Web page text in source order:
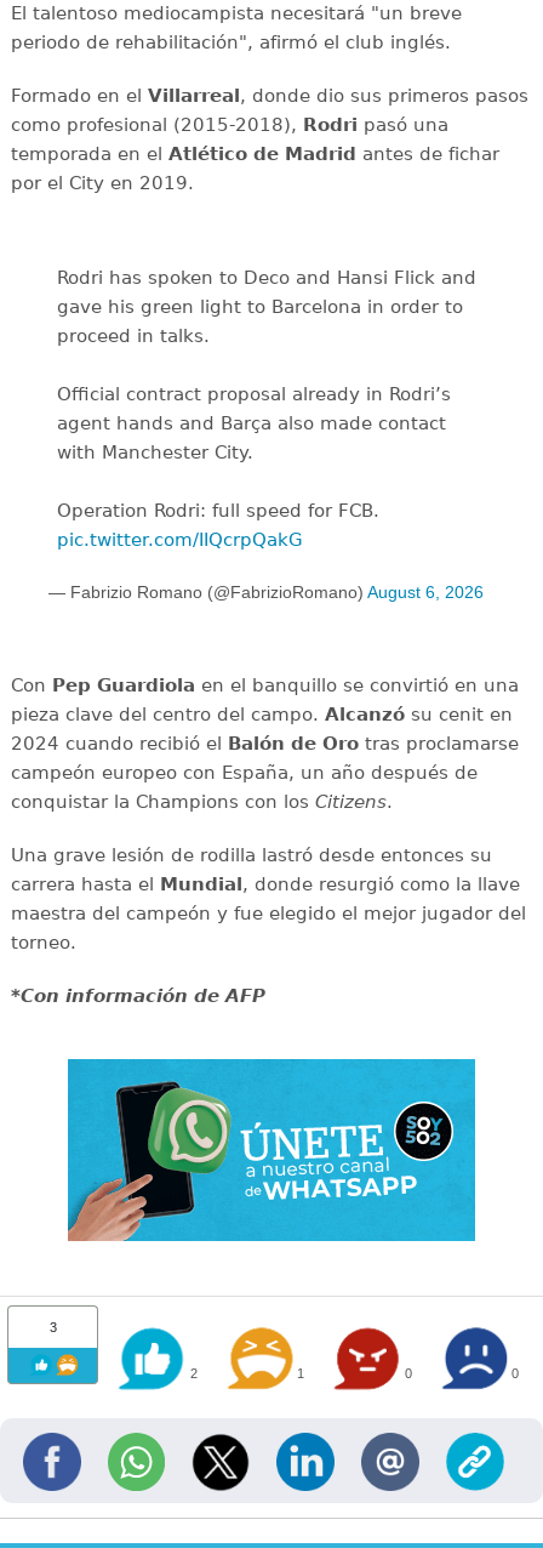
El talentoso mediocampista necesitará "un breve
periodo de rehabilitación", afirmó el club inglés.
Formado en el Villarreal, donde dio sus primeros pasos
como profesional (2015-2018), Rodri pasó una
temporada en el Atlético de Madrid antes de fichar
por el City en 2019.
Rodri has spoken to Deco and Hansi Flick and
gave his green light to Barcelona in order to
proceed in talks.
Official contract proposal already in Rodri’s
agent hands and Barça also made contact
with Manchester City.
Operation Rodri: full speed for FCB.
pic.twitter.com/IIQcrpQakG
— Fabrizio Romano (@FabrizioRomano) August 6, 2026
Con Pep Guardiola en el banquillo se convirtió en una
pieza clave del centro del campo. Alcanzósu cenit en
2024 cuando recibió el Balón de Orotras proclamarse
campeón europeo con España, un año después de
conquistar la Champions con los Citizens.
Una grave lesión de rodilla lastró desde entonces su
carrera hasta el Mundial, donde resurgió como la llave
maestra del campeón y fue elegido el mejor jugador del
torneo.
*Con información de AFP
3
2 1 0 0